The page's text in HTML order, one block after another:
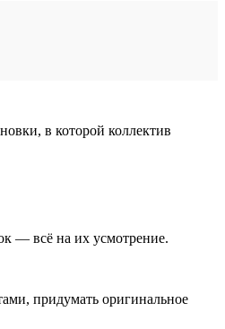
в которой коллектив
— всё на их усмотрение.
придумать оригинальное